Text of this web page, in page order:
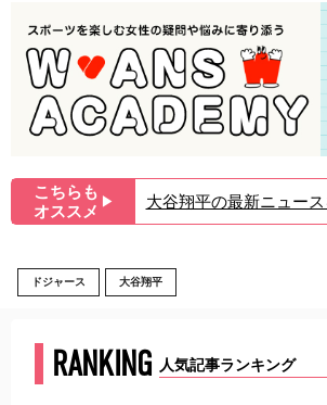
こちらも
オススメ ▶︎ 大谷翔平の最新ニュー
ドジャース 大谷翔平
RANKING 人気記事ランキング